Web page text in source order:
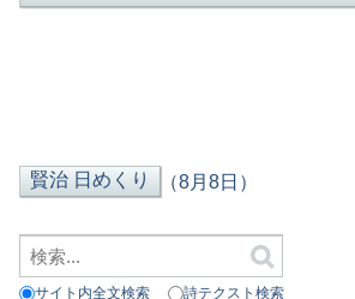
（8月8日）
サイト内全文検索 詩テクスト検索